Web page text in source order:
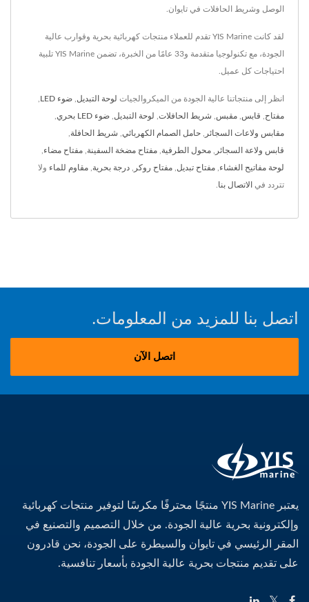
الوصل وشريط الحافلات في تايوان.
لقد كانت YIS Marine تقدم للعملاء منتجات كهربائية بحرية وقوارب عالية
الجودة، مع تكنولوجيا متقدمة و33 عامًا من الخبرة، تضمن YIS Marine تلبية
احتياجات كل عميل.
انظر إلى منتجاتنا عالية الجودة من الميكروالجيات لوحة التبديل ضوء LED
مفتاح قابس مقبس شريط الحافلات لوحة التبديل ضوء LED بحري
مقابس ولاعات السجائر حامل الصمام الكهربائي شريط الحافلة
قابس ولاعة السجائر محول الطرفية مفتاح مضخة السفينة مفتاح مضاء
لوحة مفاتيح الغشاء مفتاح تبديل مفتاح روكر درجة بحرية مقاوم للماء ولا
تتردد في الاتصال بنا
اتصل بنا للمزيد من المعلومات.
اتصل الآن
يعتبر YIS Marine منتجًا محترفًا مكرسًا لتوفير منتجات كهربائية
وإلكترونية بحرية عالية الجودة. من خلال التصميم والتصنيع في
المقر الرئيسي في تايوان والسيطرة على الجودة، نحن قادرون
على تقديم منتجات بحرية عالية الجودة بأسعار تنافسية.